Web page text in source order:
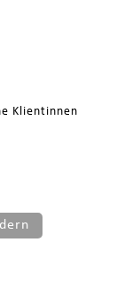
Klientinnen